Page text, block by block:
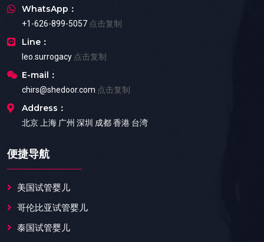
WhatsApp：
+1-626-899-5057 点击复制
Line：
leo.surrogacy 点击复制
E-mail：
chirs@shedoor.com 点击复制
Address：
北京 上海 广州 深圳 成都 香港 台湾
便捷导航
美国试管婴儿
哥伦比亚试管婴儿
泰国试管婴儿